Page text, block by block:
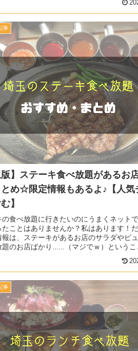
事
版】ステーキ食べ放題があるお
め☆限定情報もあるよ♪【人気
】
の食べ放題に行きたいのにうまくネット
たことはありませんか？私はあります！
報は、ステーキがあるお店のサラダやビ
題のお店ばかり......（マジでｗ）というこ
事